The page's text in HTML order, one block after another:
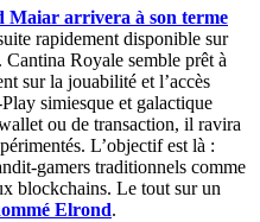
Maiar arrivera à son terme
rapidement disponible sur
Royale semble prêt à
sur la jouabilité et l’accès
simiesque et galactique
ou de transaction, il ravira
L’objectif est là :
gamers traditionnels comme
blockchains. Le tout sur un
Elrond.